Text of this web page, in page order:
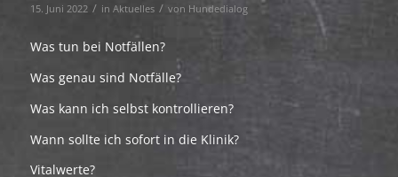
15. Juni 2022 / in Aktuelles / von Hundedialog
Was tun bei Notfällen?
Was genau sind Notfälle?
Was kann ich selbst kontrollieren?
Wann sollte ich sofort in die Klinik?
Vitalwerte?